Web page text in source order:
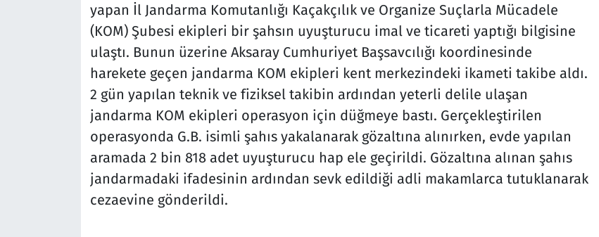
yapan İl Jandarma Komutanlığı Kaçakçılık ve Organize Suçlarla Mücadele
(KOM) Şubesi ekipleri bir şahsın uyuşturucu imal ve ticareti yaptığı bilgisine
ulaştı. Bunun üzerine Aksaray Cumhuriyet Başsavcılığı koordinesinde
harekete geçen jandarma KOM ekipleri kent merkezindeki ikameti takibe aldı.
2 gün yapılan teknik ve fiziksel takibin ardından yeterli delile ulaşan
jandarma KOM ekipleri operasyon için düğmeye bastı. Gerçekleştirilen
operasyonda G.B. isimli şahıs yakalanarak gözaltına alınırken, evde yapılan
aramada 2 bin 818 adet uyuşturucu hap ele geçirildi. Gözaltına alınan şahıs
jandarmadaki ifadesinin ardından sevk edildiği adli makamlarca tutuklanarak
cezaevine gönderildi.